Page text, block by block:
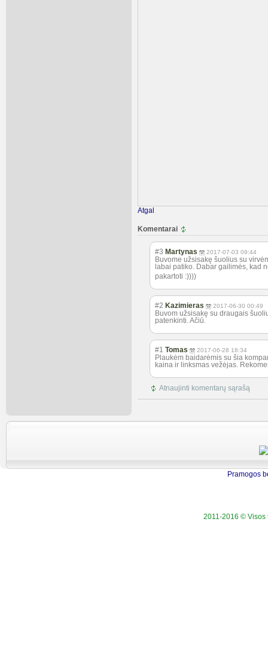
Atgal
Komentarai
#3 Martynas 2017-07-03 09:44
Buvome užsisakę šuolius su
labai patiko. Dabar gailimės, kad
pakartoti :))))
#2 Kazimieras 2017-06-30 00:49
Buvom užsisakę su draugais
patenkinti. Ačiū.
#1 Tomas 2017-06-28 18:34
Plaukėm baidarėmis su šia
kaina ir linksmas vežėjas.
Atnaujinti komentarų sąrašą
Pramogos
2011-2016 ©